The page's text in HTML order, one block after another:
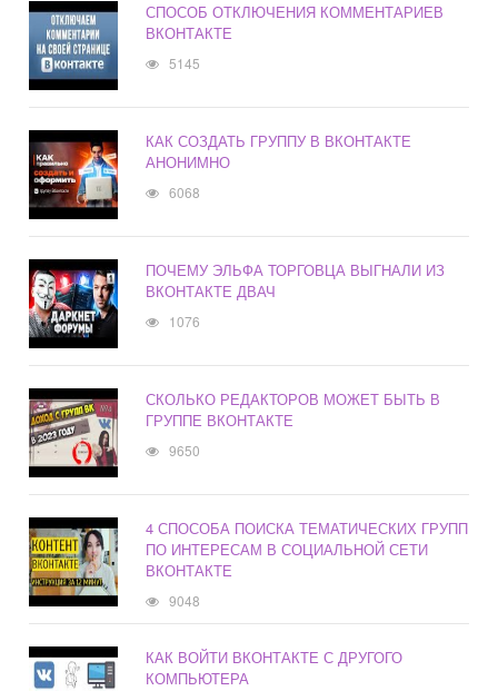
СПОСОБ ОТКЛЮЧЕНИЯ КОММЕНТАРИЕВ
ВКОНТАКТЕ
5145
КАК СОЗДАТЬ ГРУППУ В ВКОНТАКТЕ
АНОНИМНО
6068
ПОЧЕМУ ЭЛЬФА ТОРГОВЦА ВЫГНАЛИ ИЗ
ВКОНТАКТЕ ДВАЧ
1076
СКОЛЬКО РЕДАКТОРОВ МОЖЕТ БЫТЬ В
ГРУППЕ ВКОНТАКТЕ
9650
4 СПОСОБА ПОИСКА ТЕМАТИЧЕСКИХ ГРУПП
ПО ИНТЕРЕСАМ В СОЦИАЛЬНОЙ СЕТИ
ВКОНТАКТЕ
9048
КАК ВОЙТИ ВКОНТАКТЕ С ДРУГОГО
КОМПЬЮТЕРА